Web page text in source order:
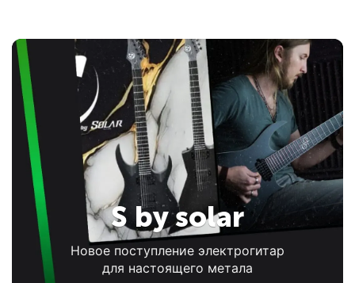
S by solar
Новое поступление электрогитар
для настоящего метала